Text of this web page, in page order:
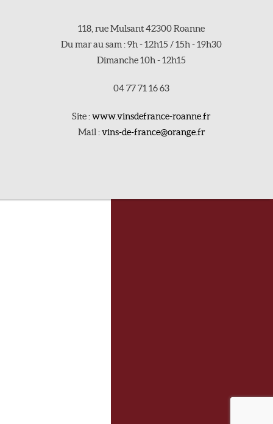
118, rue Mulsant 42300 Roanne
Du mar au sam : 9h - 12h15 / 15h - 19h30
Dimanche 10h - 12h15
04 77 71 16 63
Site :www.vinsdefrance-roanne.fr
Mail :vins-de-france@orange.fr